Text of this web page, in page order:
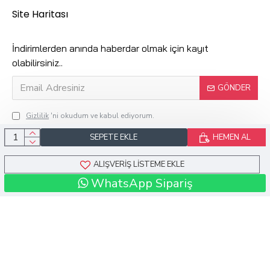
SEPETE EKLE HEMEN AL
ALIŞVERIŞ LISTEME EKLE
WhatsApp Sipariş
Site Haritası
İndirimlerden anında haberdar olmak için kayıt
olabilirsiniz..
GÖNDER
Gizlilik 'ni okudum ve kabul ediyorum.
Kuaför Suzan © 2024 Tüm Hakları Saklıdır.